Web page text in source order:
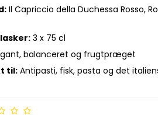
Il Capriccio della Duchessa Rosso,
3 x 75 cl
balanceret og frugtpræget
til:Antipasti, fisk, pasta og det